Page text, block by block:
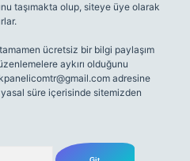
taşımakta olup, siteye üye olarak
ücretsiz bir bilgi paylaşım
aykırı olduğunu
adresine
süre içerisinde sitemizden